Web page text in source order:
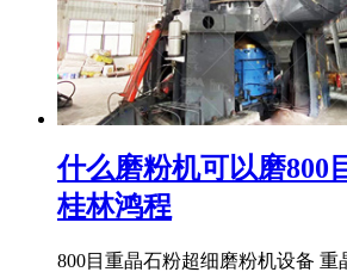
什么磨粉机可以磨800
桂林鸿程
800目重晶石粉超细磨粉机设备